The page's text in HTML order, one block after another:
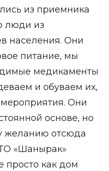
из приемника
люди из
населения. Они
питание, мы
медикаменты
и обуваем их,
Они
основе, но
желанию отсюда
«Шанырак»
просто как дом